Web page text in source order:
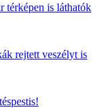
térképen is láthatók
rejtett veszélyt is